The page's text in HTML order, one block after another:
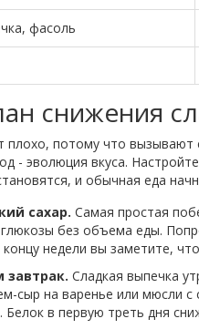
фасоль
снижения
потому что вызывают
- эволюция вкуса.
и обычная еда
сахар. Самая простая
без объема еды.
недели вы заметите,
завтрак. Сладкая выпечка
сыр на варенье или мюсли
в первую треть дня